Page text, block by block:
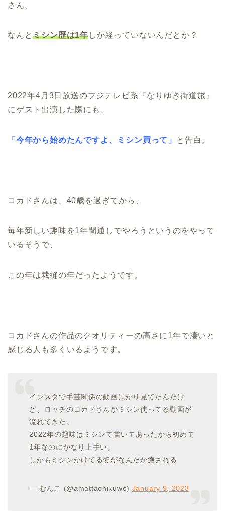
さん。
なんとミシン歴は1年しか経っていないんだとか？
2022年4月3日放送のフジテレビ系『なりゆき街道旅』
にゲスト出演した際にも、
「今年から始めたんですよ、ミシン買って」 と告白。
コカドさんは、40歳を過ぎてから、
毎年新しい趣味を1年間通してやろうというのをやって
いるそうで、
この年は裁縫の年だったようです。
コカドさんの作品のクオリティーの高さに1年で凄いと
感じる人も多くいるようです。
インスタで手芸関係の動画ばかり見てたんだけ
ど、ロッチのコカドさんがミシン使ってる動画が
流れてきた。
2022年の趣味はミシンて書いてあったから初めて
1年なのにかなり上手い。
しかもミシンかけてる姿がなんだか癒される
— むんこ (@amattaonikuwo) January 9, 2023